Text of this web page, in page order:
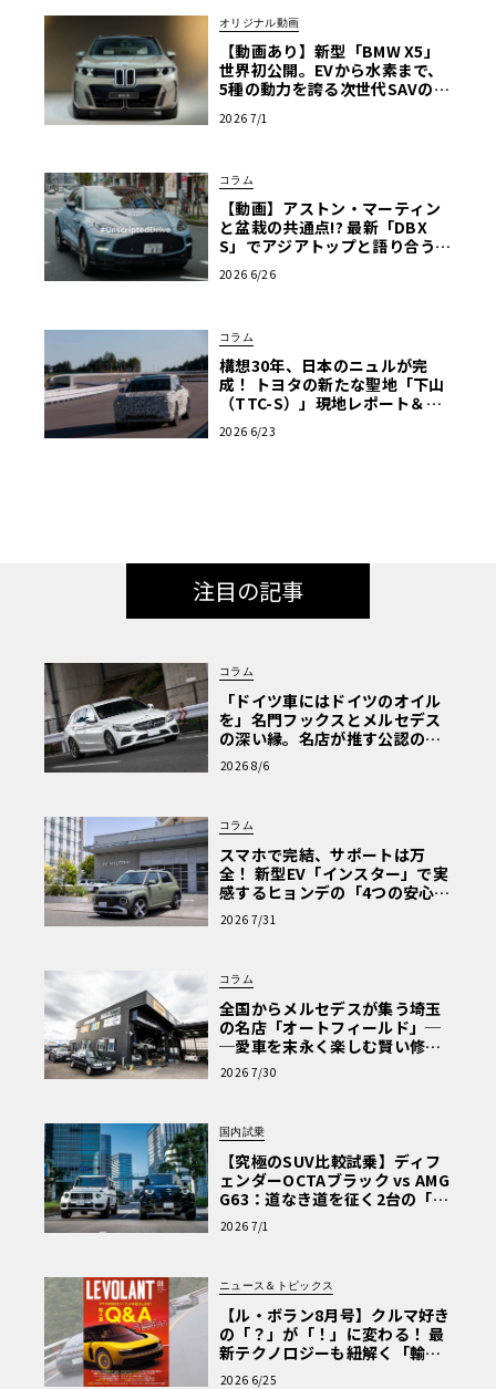
オリジナル動画
【動画あり】新型「BMW X5」
世界初公開。EVから水素まで、
5種の動力を誇る次世代SAVの実
2026 7/1
コラム
【動画】アストン・マーティン
と盆栽の共通点!? 最新「DBX
S」でアジアトップと語り合う東
コベイワセテ 番外編】
2026 6/26
コラム
構想30年、日本のニュルが完
成！ トヨタの新たな聖地「下山
（TTC-S）」現地レポート＆新
2026 6/23
注目の記事
コラム
「ドイツ車にはドイツのオイル
を」名門フックスとメルセデス
の深い縁。名店が推す公認の安
心と、Cクラスで味わうシルキー
な走り〈PR〉
2026 8/6
コラム
スマホで完結、サポートは万
全！ 新型EV「インスター」で実
感するヒョンデの「4つの安心」
【第1回・ヒョンデ6つの疑問：
Why? Hyundai?】〈PR〉
2026 7/31
コラム
全国からメルセデスが集う埼玉
の名店「オートフィールド」─
─愛車を末永く楽しむ賢い修理
術と、プロがフックス製オイル
を選ぶ理由〈PR〉
2026 7/30
国内試乗
【究極のSUV比較試乗】ディフ
ェンダーOCTAブラック vs AMG
G63：道なき道を征く2台の「対
極的アプローチ」
2026 7/1
ニュース＆トピックス
【ル・ボラン8月号】クルマ好き
の「？」が「！」に変わる！ 最
新テクノロジーも紐解く「輸入
車Q&A」
2026 6/25